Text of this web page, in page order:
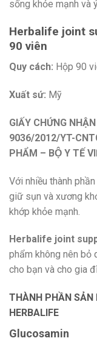
sống khỏe mạnh và
Herbalife joint
90 viên
Quy cách: Hộp 90
Xuất sứ: Mỹ
GIẤY CHỨNG
9036/2012/YT-
PHẨM – BỘ Y TẾ
Với nhiều thành
giữ sụn và xương
khớp khỏe mạnh.
Herbalife joint
phẩm không nên bỏ
cho bạn và cho gia
THÀNH PHẦN SẢN
HERBALIFE
Glucosamin